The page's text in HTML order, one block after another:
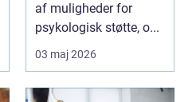
af muligheder for
psykologisk støtte, o...
03 maj 2026